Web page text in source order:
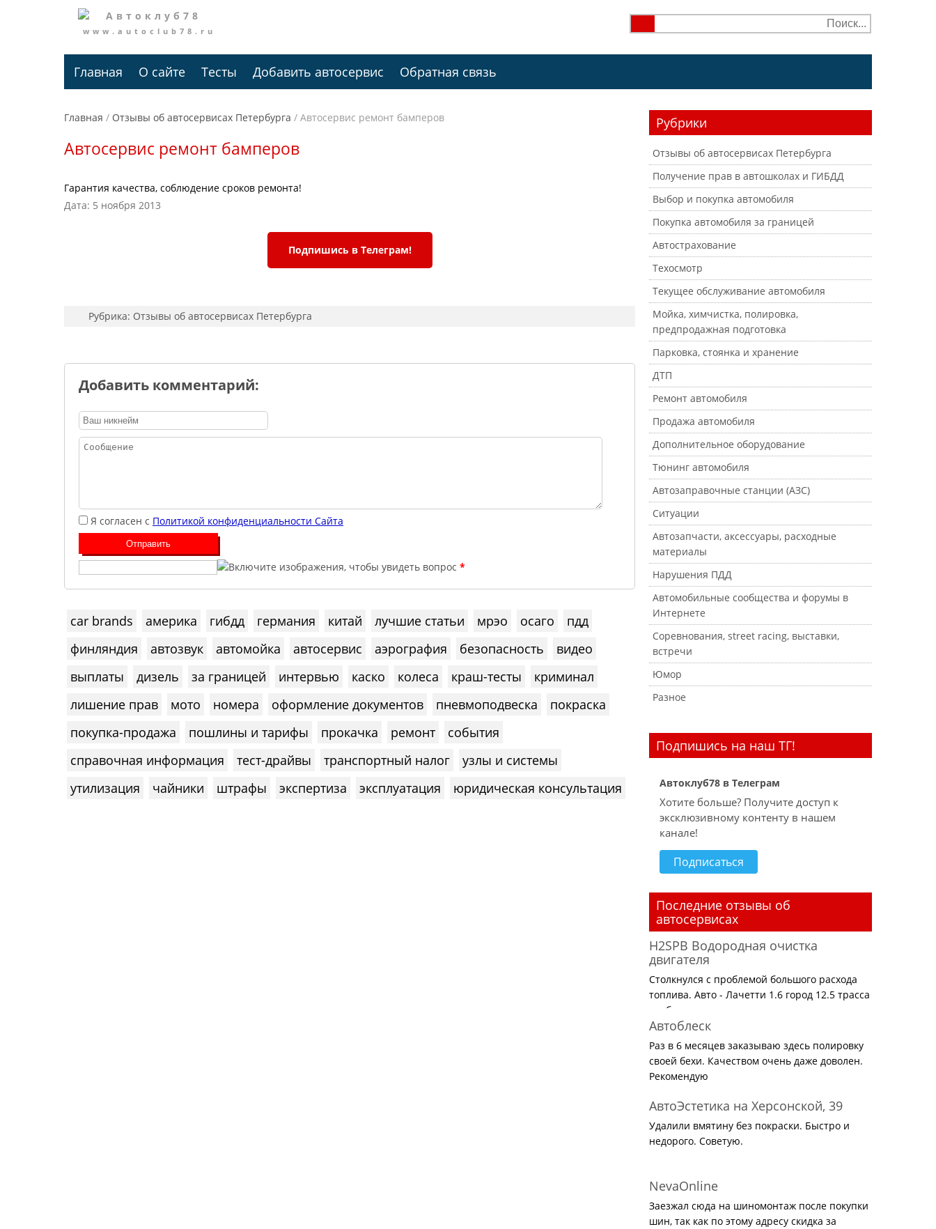
www.autoclub78.ru
Главная О сайте Тесты Добавить автосервис Обратная связь
Главная / Отзывы об автосервисах Петербурга / Автосервис ремонт бамперов
Автосервис ремонт бамперов
Гарантия качества, соблюдение сроков ремонта!
Дата: 5 ноября 2013
Подпишись в Телеграм!
Рубрика: Отзывы об автосервисах Петербурга
Добавить комментарий:
Я согласен с Политикой конфиденциальности Сайта
*
car brands америка гибдд германия китай лучшие статьи мрэо осаго
пдд
финляндия
автозвук автомойка автосервис аэрография безопасность
видео
выплаты
дизель за границей интервью каско колеса краш-тесты
криминал
лишение прав
мото номера оформление документов пневмоподвеска
покраска
покупка-продажа
пошлины и тарифы прокачка ремонт
события
справочная информация
тест-драйвы транспортный налог
узлы и системы
утилизация
чайники штрафы экспертиза эксплуатация юридическая консультация
Рубрики
Отзывы об автосервисах Петербурга
Получение прав в автошколах и ГИБДД
Выбор и покупка автомобиля
Покупка автомобиля за границей
Автострахование
Техосмотр
Текущее обслуживание автомобиля
Мойка, химчистка, полировка,
предпродажная подготовка
Парковка, стоянка и хранение
ДТП
Ремонт автомобиля
Продажа автомобиля
Дополнительное оборудование
Тюнинг автомобиля
Автозаправочные станции (АЗС)
Ситуации
Автозапчасти, аксессуары, расходные
материалы
Нарушения ПДД
Автомобильные сообщества и форумы в
Интернете
Соревнования, street racing, выставки,
встречи
Юмор
Разное
Подпишись на наш ТГ!
Автоклуб78 в Телеграм
Хотите больше? Получите доступ к
эксклюзивному контенту в нашем
канале!
Подписаться
Последние отзывы об
автосервисах
H2SPB Водородная очистка
двигателя
Столкнулся с проблемой большого расхода
топлива. Авто - Лачетти 1.6 город 12.5 трасса
вообще не ...
Автоблеск
Раз в 6 месяцев заказываю здесь полировку
своей бехи. Качеством очень даже доволен.
Рекомендую
АвтоЭстетика на Херсонской, 39
Удалили вмятину без покраски. Быстро и
недорого. Советую.
NevaOnline
Заезжал сюда на шиномонтаж после покупки
шин, так как по этому адресу скидка за